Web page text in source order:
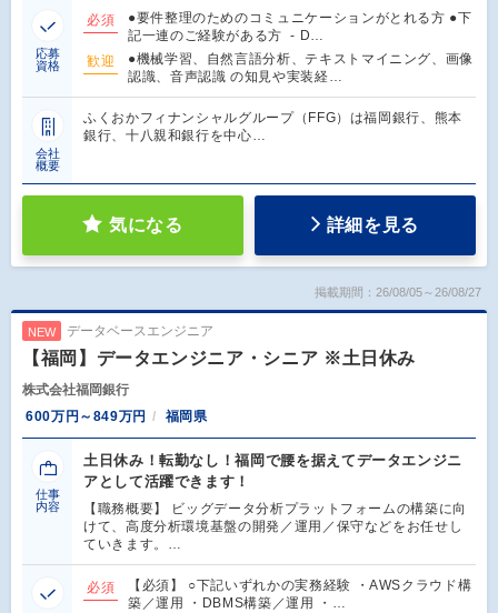
応募
資格
必須
●要件整理のためのコミュニケーションがとれる方 ●下
記一連のご経験がある方 - D…
歓迎
●機械学習、自然言語分析、テキストマイニング、画像
認識、音声認識 の知見や実装経…
会社
概要
ふくおかフィナンシャルグループ（FFG）は福岡銀行、熊本
銀行、十八親和銀行を中心…
気になる 詳細を見る
掲載期間：26/08/05～26/08/27
NEW データベースエンジニア
【福岡】データエンジニア・シニア ※土日休み
株式会社福岡銀行
600万円～849万円
福岡県
仕事
内容
土日休み！転勤なし！福岡で腰を据えてデータエンジニ
アとして活躍できます！
【職務概要】 ビッグデータ分析プラットフォームの構築に向
けて、高度分析環境基盤の開発／運用／保守などをお任せし
ていきます。…
必須
【必須】 ○下記いずれかの実務経験 ・AWSクラウド構
築／運用 ・DBMS構築／運用 ・…